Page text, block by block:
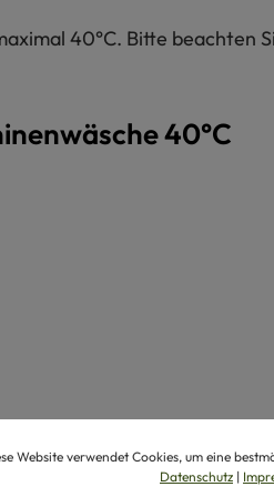
40°C. Bitte
40°C
Website verwendet Cookies, um eine
Datenschutz |